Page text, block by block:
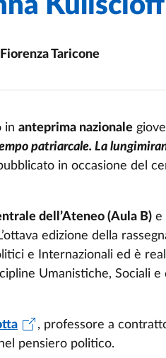
Taricone
inanteprima nazionale
patriarcale. La
in occasione del
dell’Ateneo (Aula B) e
edizione della
e Internazionali ed è
Umanistiche, Sociali e
, professore a
pensiero politico.